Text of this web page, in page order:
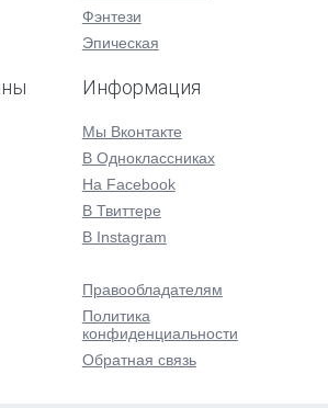
Фэнтези
Эпическая
Информация
Мы Вконтакте
В Одноклассниках
На Facebook
В Твиттере
В Instagram
Правообладателям
Политика
конфиденциальности
Обратная связь